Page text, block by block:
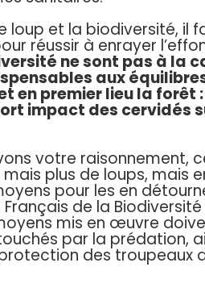
le loup et la biodiversité,
réussir à enrayer
ne sont pas à la
aux
en premier lieu la forêt
impact des cervidés
votre raisonnement,
plus de loups, mais
pour les en
Français de la
mis en œuvre
par la prédation,
des troupeaux